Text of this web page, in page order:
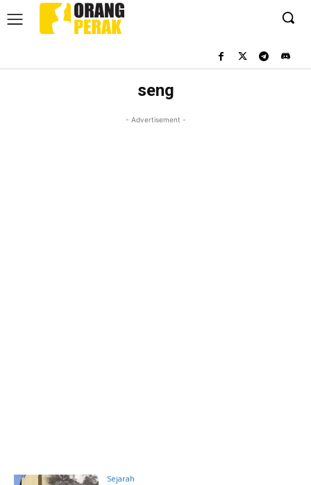
seng
- Advertisement -
Sejarah